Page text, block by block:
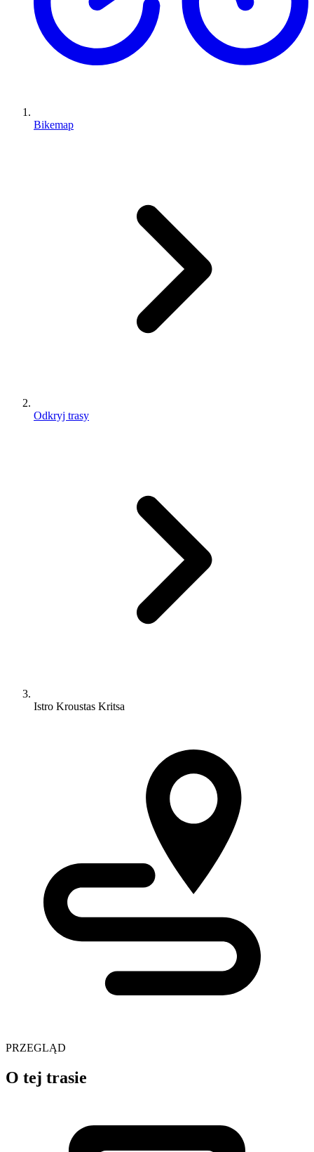
Bikemap
Odkryj trasy
Istro Kroustas Kritsa
PRZEGLĄD
O tej trasie